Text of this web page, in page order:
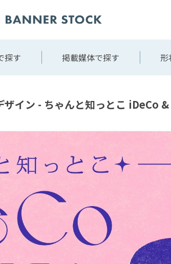
探す 掲載媒体で探す 形
ザイン - ちゃんと知っとこ iDeCo